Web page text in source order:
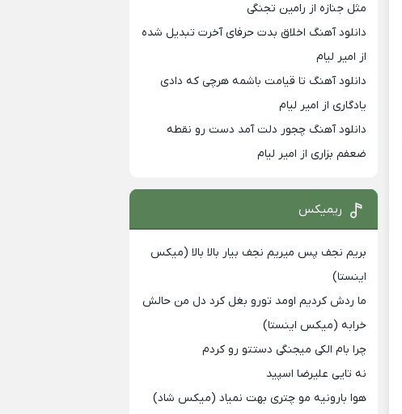
مثل جنازه از رامین تجنگی
دانلود آهنگ اخلاق بدت حرفای آخرت تبدیل شده
از امیر لیام
دانلود آهنگ تا قیامت باشمه هرچی که دادی
یادگاری از امیر لیام
دانلود آهنگ چجور دلت آمد دست رو نقطه
ضعفم بزاری از امیر لیام
ریمیکس
بریم نجف پس میریم نجف بیار بالا بالا (میکس
اینستا)
ما ردش کردیم اومد تورو بغل کرد دل من حالش
خرابه (میکس اینستا)
چرا بام الکی میجنگی دستتو رو کردم
نه تایی علیرضا اسپید
هوا بارونیه مو چتری بهت نمیاد (میکس شاد)